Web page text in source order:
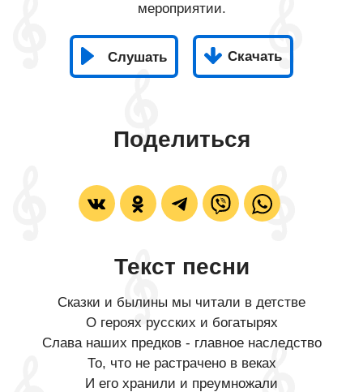
мероприятии.
Слушать Скачать
Поделиться
Текст песни
Сказки и былины мы читали в детстве
О героях русских и богатырях
Слава наших предков - главное наследство
То, что не растрачено в веках
И его хранили и преумножали